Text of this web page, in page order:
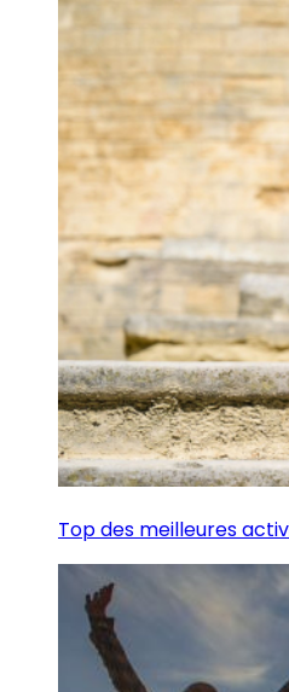
Top des meilleures